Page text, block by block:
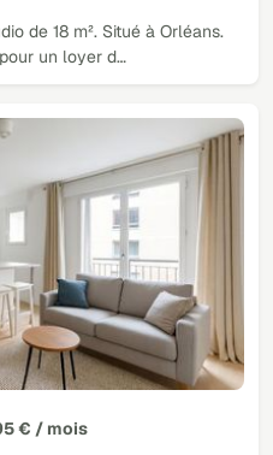
de 18 m². Situé à Orléans.
un loyer d…
€ / mois